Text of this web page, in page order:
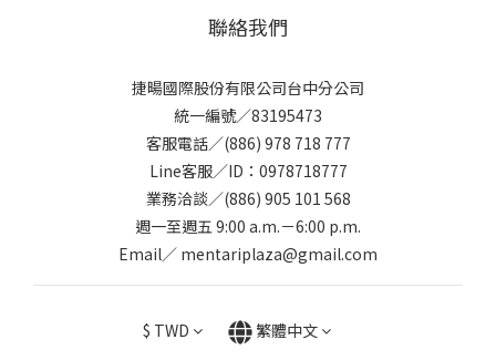
聯絡我們
捷暘國際股份有限公司台中分公司
統一編號／83195473
客服電話／(886) 978 718 777
Line客服／ID：0978718777
業務洽談／(886) 905 101 568
週一至週五 9:00 a.m.－6:00 p.m.
Email／ mentariplaza@gmail.com
$ TWD 繁體中文